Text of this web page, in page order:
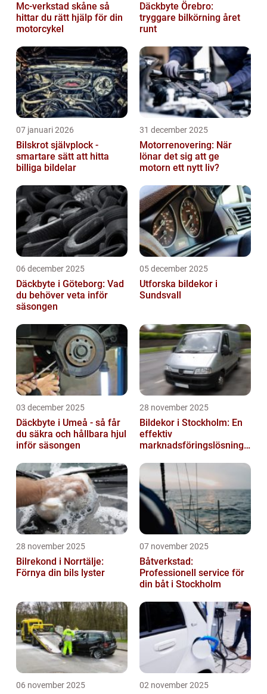
Mc-verkstad skåne så
hittar du rätt hjälp för din
motorcykel
Däckbyte Örebro:
tryggare bilkörning året
runt
07 januari 2026
Bilskrot självplock -
smartare sätt att hitta
billiga bildelar
31 december 2025
Motorrenovering: När
lönar det sig att ge
motorn ett nytt liv?
06 december 2025
Däckbyte i Göteborg: Vad
du behöver veta inför
säsongen
05 december 2025
Utforska bildekor i
Sundsvall
03 december 2025
Däckbyte i Umeå - så får
du säkra och hållbara hjul
inför säsongen
28 november 2025
Bildekor i Stockholm: En
effektiv
marknadsföringslösning
28 november 2025
Bilrekond i Norrtälje:
Förnya din bils lyster
07 november 2025
Båtverkstad:
Professionell service för
din båt i Stockholm
06 november 2025 02 november 2025